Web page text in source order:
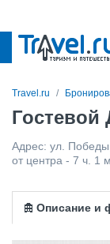
Travel.ru
Адрес: ул.
от центра - 7 ч. 1
Описание и